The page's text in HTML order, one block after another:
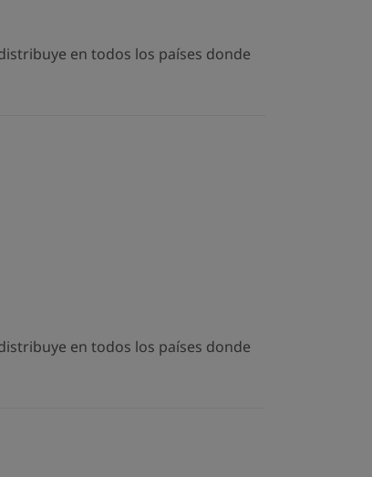
en todos los países donde
en todos los países donde